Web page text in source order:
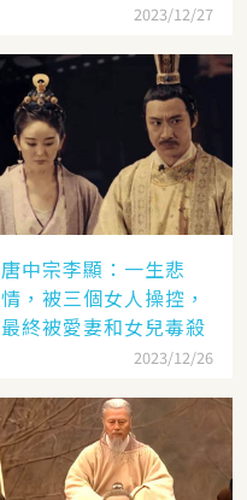
2023/12/27
唐中宗李顯：一生悲
情，被三個女人操控，
最終被愛妻和女兒毒殺
2023/12/26